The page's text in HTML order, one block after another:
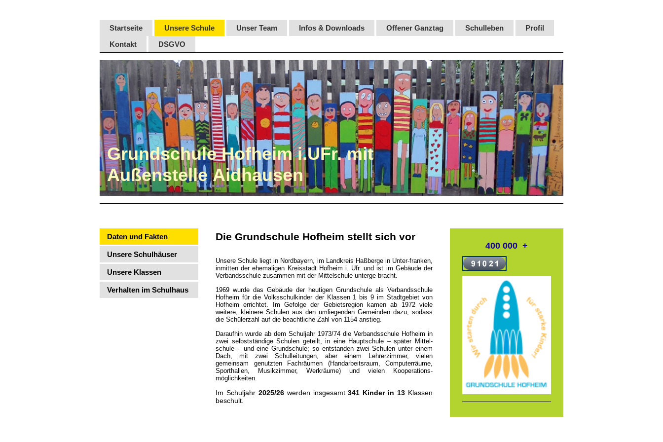
Startseite Unsere Schule Unser Team Infos & Downloads Offener Ganztag Schulleben
Profil
Kontakt
DSGVO
Grundschule Hofheim i.UFr. mit
Außenstelle Aidhausen
Daten und Fakten
Unsere Schulhäuser
Unsere Klassen
Verhalten im Schulhaus
Die Grundschule Hofheim stellt sich vor
Unsere Schule liegt in Nordbayern, im Landkreis Haßberge in Unter-franken,
inmitten der ehemaligen Kreisstadt Hofheim i. Ufr. und ist im Gebäude der
Verbandsschule zusammen mit der Mittelschule unterge-bracht.
1969 wurde das Gebäude der heutigen Grundschule als Verbandsschule
Hofheim für die Volksschulkinder der Klassen 1 bis 9 im Stadtgebiet von
Hofheim errichtet. Im Gefolge der Gebietsregion kamen ab 1972 viele
weitere, kleinere Schulen aus den umliegenden Gemeinden dazu, sodass
die Schülerzahl auf die beachtliche Zahl von 1154 anstieg.
Daraufhin wurde ab dem Schuljahr 1973/74 die Verbandsschule Hofheim in
zwei selbstständige Schulen geteilt, in eine Hauptschule – später Mittel-
schule – und eine Grundschule; so entstanden zwei Schulen unter einem
Dach, mit zwei Schulleitungen, aber einem Lehrerzimmer, vielen
gemeinsam genutzten Fachräumen (Handarbeitsraum, Computerräume,
Sporthallen, Musikzimmer, Werkräume) und vielen Kooperations-
möglichkeiten.
Im Schuljahr 2025/26 werden insgesamt341 Kinder in 13 Klassen
beschult.
400 000 +